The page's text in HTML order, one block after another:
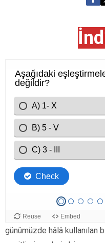
Romen Rakamlara
Romen rakamları, Antik
günümüzde hâlâ kullanılan